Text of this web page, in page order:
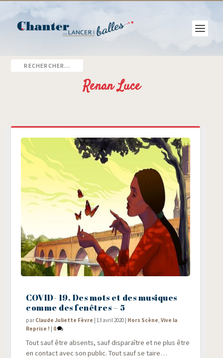
Renan Luce
COVID- 19, Des mots et des musiques
comme des fenêtres – 5
par Claude Juliette Fèvre | 13 avril 2020 | Hors Scène ,Vive la
Reprise ! | 0
Tout sauf être absents, sauf dis­pa­raître et ne plus être
en contact avec son public. Tout sauf se taire…